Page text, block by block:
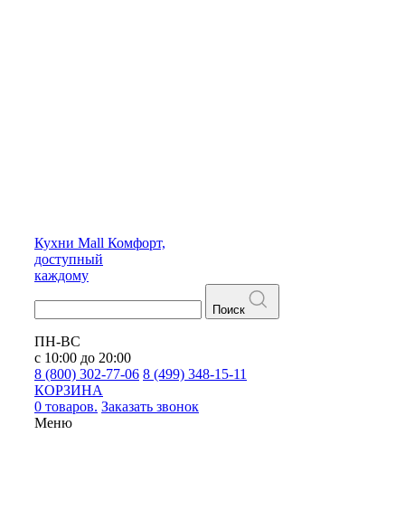
Кухни Mall Комфорт,
доступный
каждому
Поиск
ПН-ВС
с 10:00 до 20:00
8 (800) 302-77-06 8 (499) 348-15-11
КОРЗИНА
0 товаров. Заказать звонок
Меню